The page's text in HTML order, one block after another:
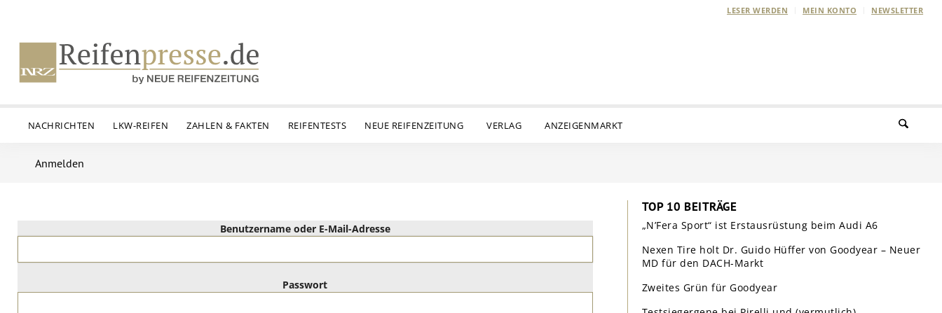
LESER WERDEN MEIN KONTO NEWSLETTER
NACHRICHTEN LKW-REIFEN ZAHLEN & FAKTEN REIFENTESTS NEUE REIFENZEITUNG VERLAG ANZEIGENMARKT
Anmelden
Benutzername oder E-Mail-Adresse
Passwort
TOP 10 BEITRÄGE
„N’Fera Sport“ ist Erstausrüstung beim Audi A6
Nexen Tire holt Dr. Guido Hüffer von Goodyear – Neuer
MD für den DACH-Markt
Zweites Grün für Goodyear